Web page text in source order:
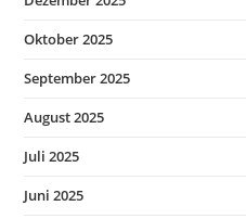
Oktober 2025
September 2025
August 2025
Juli 2025
Juni 2025